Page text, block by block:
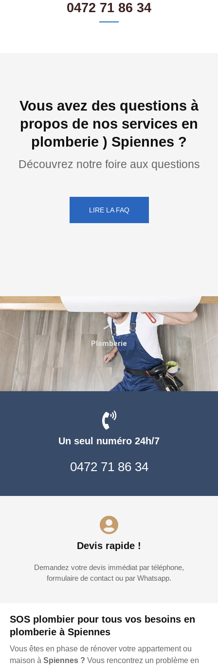
0472 71 86 34
Vous avez des questions à
propos de nos services en
plomberie ) Spiennes ?
Découvrez notre foire aux questions
LIRE LA FAQ
SOS plombier pour tous vos besoins en
plomberie à Spiennes
Vous êtes en phase de rénover votre appartement ou
maison à Spiennes ? Vous rencontrez un problème en
Un seul numéro 24h/7
0472 71 86 34
Devis rapide !
Demandez votre devis immédiat par téléphone,
formulaire de contact ou par Whatsapp.
Plomberie